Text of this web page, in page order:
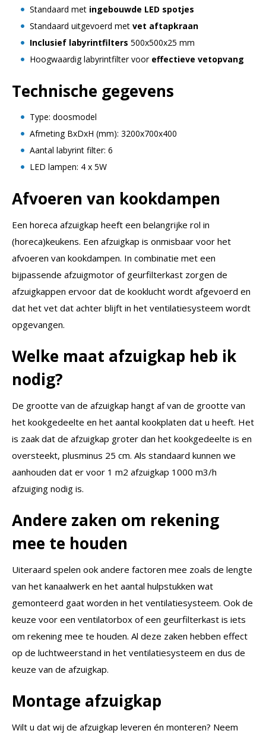
Standaard met ingebouwde LED spotjes
Standaard uitgevoerd met vet aftapkraan
Inclusief labyrintfilters 500x500x25 mm
Hoogwaardig labyrintfilter voor effectieve vetopvang
Technische gegevens
Type: doosmodel
Afmeting BxDxH (mm): 3200x700x400
Aantal labyrint filter: 6
LED lampen: 4 x 5W
Afvoeren van kookdampen
Een horeca afzuigkap heeft een belangrijke rol in
(horeca)keukens. Een afzuigkap is onmisbaar voor het
afvoeren van kookdampen. In combinatie met een
bijpassende afzuigmotor of geurfilterkast zorgen de
afzuigkappen ervoor dat de kooklucht wordt afgevoerd en
dat het vet dat achter blijft in het ventilatiesysteem wordt
opgevangen.
Welke maat afzuigkap heb ik
nodig?
De grootte van de afzuigkap hangt af van de grootte van
het kookgedeelte en het aantal kookplaten dat u heeft. Het
is zaak dat de afzuigkap groter dan het kookgedeelte is en
oversteekt, plusminus 25 cm. Als standaard kunnen we
aanhouden dat er voor 1 m2 afzuigkap 1000 m3/h
afzuiging nodig is.
Andere zaken om rekening
mee te houden
Uiteraard spelen ook andere factoren mee zoals de lengte
van het kanaalwerk en het aantal hulpstukken wat
gemonteerd gaat worden in het ventilatiesysteem. Ook de
keuze voor een ventilatorbox of een geurfilterkast is iets
om rekening mee te houden. Al deze zaken hebben effect
op de luchtweerstand in het ventilatiesysteem en dus de
keuze van de afzuigkap.
Montage afzuigkap
Wilt u dat wij de afzuigkap leveren én monteren? Neem